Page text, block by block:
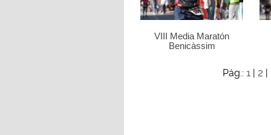
VIII Media Maratón
Benicàssim
Pág.: 1| 2|